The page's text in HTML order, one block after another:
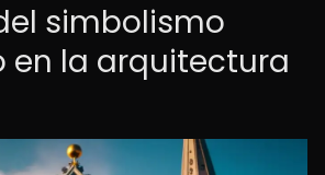
simbolismo
en la arquitectura